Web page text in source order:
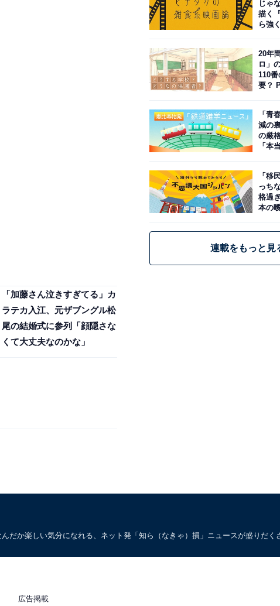
「加藤さん泣きすぎてる」カ
ラテカ入江、元ザブングル松
尾の結婚式に参列「顔隠さな
くて大丈夫なのかな」
じゃ
描く
ら強
20年
ロ」
110
要？
「青
減の
の厳
「本
「移
っち
格過
本の
連載をもっと見
か楽しい気分になれる、ネット発「知ら（なきゃ）損」ニュースが盛りだく
広告掲載